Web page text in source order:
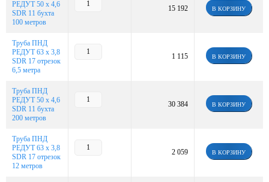
РЕДУТ 50 х 4,6
SDR 11 бухта
100 метров
15 192 В КОРЗИНУ
Труба ПНД
РЕДУТ 63 х 3,8
SDR 17 отрезок
6,5 метра
1 115 В КОРЗИНУ
Труба ПНД
РЕДУТ 50 х 4,6
SDR 11 бухта
200 метров
30 384 В КОРЗИНУ
Труба ПНД
РЕДУТ 63 х 3,8
SDR 17 отрезок
12 метров
2 059 В КОРЗИНУ